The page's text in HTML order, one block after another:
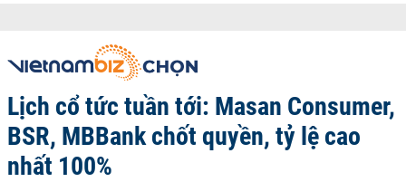
Lịch cổ tức tuần tới: Masan Consumer,
BSR, MBBank chốt quyền, tỷ lệ cao
nhất 100%